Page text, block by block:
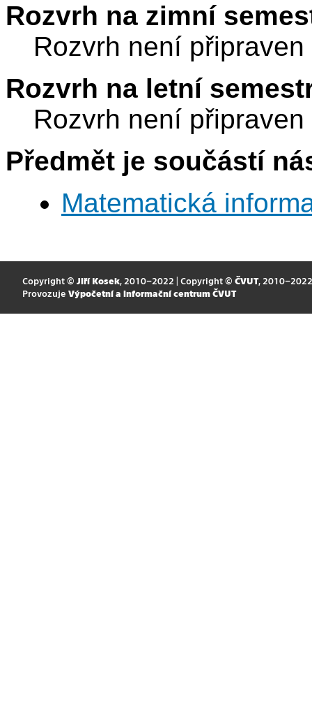
Rozvrh na zimní
Rozvrh není připraven
Rozvrh na letní
Rozvrh není připraven
Předmět je součástí
Matematická
Copyright © Jiří Kosek, 2010–2022 | Copyright © ČVUT, 2010–2022
Provozuje Výpočetní a informační centrum ČVUT